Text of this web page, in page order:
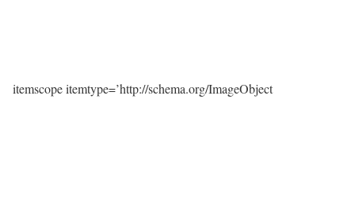
itemscope itemtype=’http://schema.org/ImageObject